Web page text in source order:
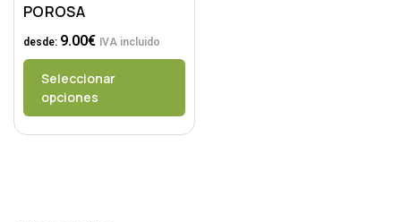
POROSA
desde: 9.00€ IVA incluido
Seleccionar
opciones